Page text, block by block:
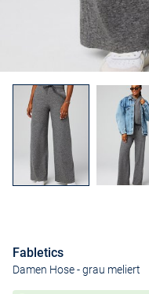
Fabletics
Damen Hose- grau meliert